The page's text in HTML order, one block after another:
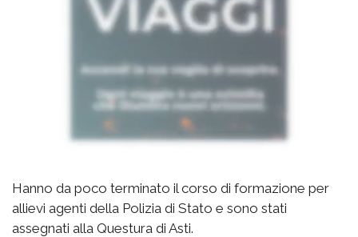
Hanno da poco terminato il corso di formazione per
allievi agenti della Polizia di Stato e sono stati
assegnati alla Questura di Asti.